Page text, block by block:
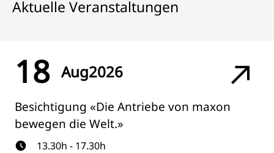
Aktuelle Veranstaltungen
18 Aug2026
Besichtigung «Die Antriebe von maxon
bewegen die Welt.»
13.30h - 17.30h